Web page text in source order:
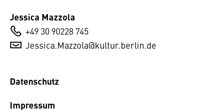
Jessica Mazzola
+49 30 90228 745
Jessica.Mazzola@kultur.berlin.de
Datenschutz
Impressum